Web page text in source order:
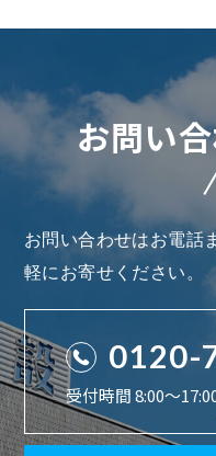
お問い合わせはお電話
軽にお寄せください。
お問い
0120-
受付時間 8:00〜